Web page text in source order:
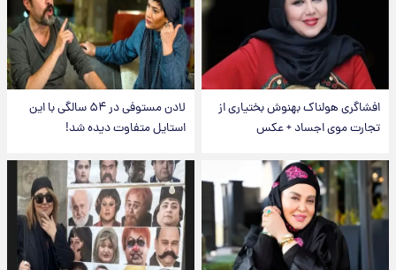
افشاگری هولناک بهنوش بختیاری از
تجارت موی اجساد + عکس
لادن مستوفی در ۵۴ سالگی با این
استایل متفاوت دیده شد!